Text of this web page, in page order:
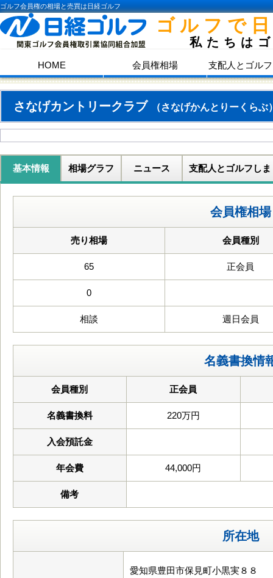
ゴルフ会員権の相場と売買は日経ゴルフ
ゴルフで
私たちは
HOME 会員権相場 支配人とゴル
さなげカントリークラブ （さなげかんとりーくらぶ
基本情報 相場グラフ ニュース 支配人とゴルフしま
会員権相場
売り相場 会員種別
65 正会員
0
相談 週日会員
名義書換情
会員種別 正会員
名義書換料 220万円
入会預託金
年会費 44,000円
備考
所在地
愛知県豊田市保見町小黒実８８